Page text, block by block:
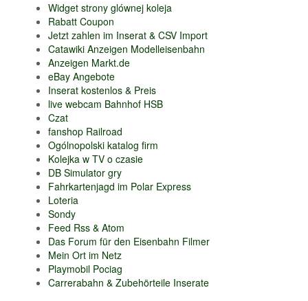
Widget strony glównej koleja
Rabatt Coupon
Jetzt zahlen im Inserat & CSV Import
Catawiki Anzeigen Modelleisenbahn
Anzeigen Markt.de
eBay Angebote
Inserat kostenlos & Preis
live webcam Bahnhof HSB
Czat
fanshop Railroad
Ogólnopolski katalog firm
Kolejka w TV o czasie
DB Simulator gry
Fahrkartenjagd im Polar Express
Loteria
Sondy
Feed Rss & Atom
Das Forum für den Eisenbahn Filmer
Mein Ort im Netz
Playmobil Pociag
Carrerabahn & Zubehörteile Inserate